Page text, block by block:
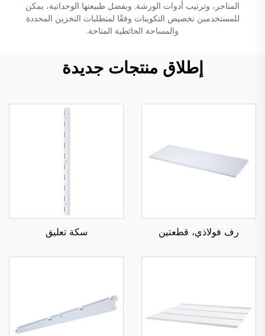
المتاجر، وترتيب أدوات الورشة. وبفضل طبيعتها الوحداتية، يمكن
للمستخدمين تخصيص التكوينات وفقًا لمتطلبات التخزين المحددة
والمساحة الحائطية المتاحة.
إطلاق منتجات جديدة
رف فولاذي، قطعتين سكة تعليق